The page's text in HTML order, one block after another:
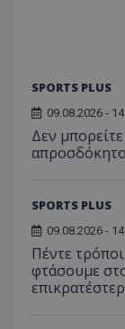
SPORTS PLUS
09.08.2026 -
Δεν
SPORTS PLUS
09.08.2026 -
Πέντε
φτάσουμε